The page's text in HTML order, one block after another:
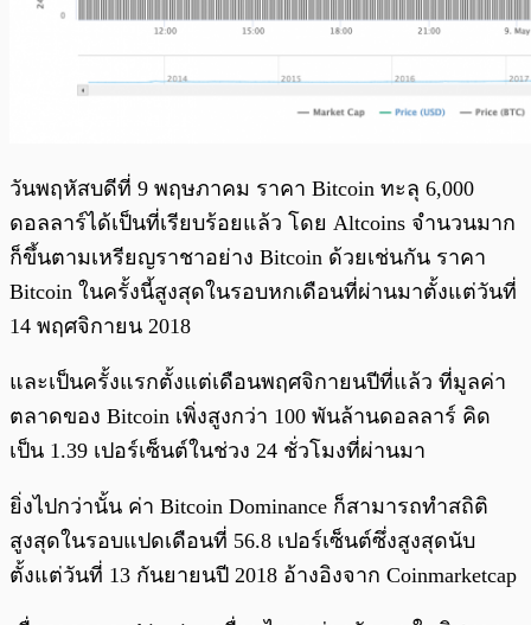
วันพฤหัสบดีที่ 9 พฤษภาคม ราคา Bitcoin ทะลุ 6,000
ดอลลาร์ได้เป็นที่เรียบร้อยแล้ว โดย Altcoins จำนวนมาก
ก็ขึ้นตามเหรียญราชาอย่าง Bitcoin ด้วยเช่นกัน ราคา
Bitcoin ในครั้งนี้สูงสุดในรอบหกเดือนที่ผ่านมาตั้งแต่วันที่
14 พฤศจิกายน 2018
และเป็นครั้งแรกตั้งแต่เดือนพฤศจิกายนปีที่แล้ว ที่มูลค่า
ตลาดของ Bitcoin เพิ่งสูงกว่า 100 พันล้านดอลลาร์ คิด
เป็น 1.39 เปอร์เซ็นต์ในช่วง 24 ชั่วโมงที่ผ่านมา
ยิ่งไปกว่านั้น ค่า Bitcoin Dominance ก็สามารถทำสถิติ
สูงสุดในรอบแปดเดือนที่ 56.8 เปอร์เซ็นต์ซึ่งสูงสุดนับ
ตั้งแต่วันที่ 13 กันยายนปี 2018 อ้างอิงจาก Coinmarketcap